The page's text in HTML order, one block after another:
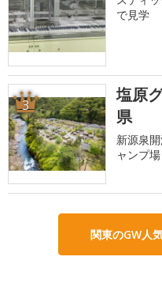
で見学
3
塩原
県
新源泉
ャンプ場
関東のGW人